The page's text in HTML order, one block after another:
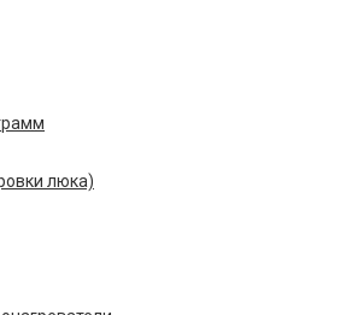
люка)